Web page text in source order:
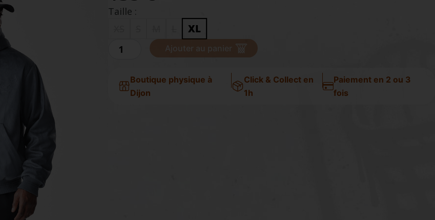
Taille :
XL
VESTE
Ajouter au panier
Boutique physique à
Dijon
Click & Collect en
1h
Paiement en 2 ou 3
fois